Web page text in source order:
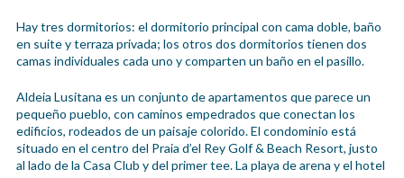
Hay tres dormitorios: el dormitorio principal con cama doble, baño
en suite y terraza privada; los otros dos dormitorios tienen dos
camas individuales cada uno y comparten un baño en el pasillo.
Aldeia Lusitana es un conjunto de apartamentos que parece un
pequeño pueblo, con caminos empedrados que conectan los
edificios, rodeados de un paisaje colorido. El condominio está
situado en el centro del Praia d’el Rey Golf & Beach Resort, justo
al lado de la Casa Club y del primer tee. La playa de arena y el hotel